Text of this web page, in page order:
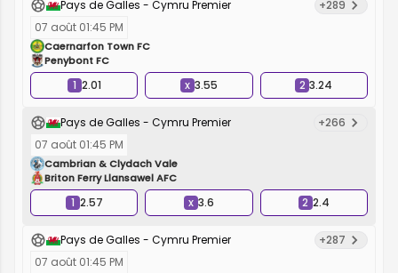
Pays de Galles - Cymru Premier
+289
07 août 01:45 PM
Caernarfon Town FC
Penybont FC
1 2.01 x 3.55 2 3.24
Pays de Galles - Cymru Premier
+266
07 août 01:45 PM
Cambrian & Clydach Vale
Briton Ferry Llansawel AFC
1 2.57 x 3.6 2 2.4
Pays de Galles - Cymru Premier
+287
07 août 01:45 PM